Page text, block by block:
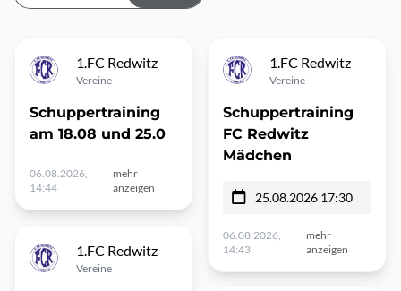
1.FC Redwitz
Vereine
Schuppertraining
am 18.08 und 25.0
06.08.2026,
14:44
mehr
anzeigen
1.FC Redwitz
Vereine
1.FC Redwitz
Vereine
Schuppertraining
FC Redwitz
Mädchen
25.08.2026 17:30
06.08.2026,
14:43
mehr
anzeigen